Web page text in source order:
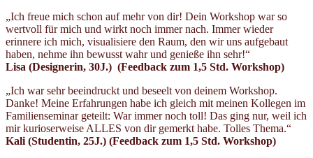
„Ich freue mich schon auf mehr von dir! Dein Workshop war so
wertvoll für mich und wirkt noch immer nach. Immer wieder
erinnere ich mich, visualisiere den Raum, den wir uns aufgebaut
haben, nehme ihn bewusst wahr und genieße ihn sehr!“
Lisa (Designerin, 30J.) (Feedback zum 1,5 Std. Workshop)
„Ich war sehr beeindruckt und beseelt von deinem Workshop.
Danke! Meine Erfahrungen habe ich gleich mit meinen Kollegen im
Familienseminar geteilt: War immer noch toll! Das ging nur, weil ich
mir kurioserweise ALLES von dir gemerkt habe. Tolles Thema.“
Kali (Studentin, 25J.) (Feedback zum 1,5 Std. Workshop)